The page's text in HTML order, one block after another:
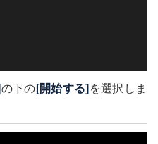
の下の [開始する] を選択しま